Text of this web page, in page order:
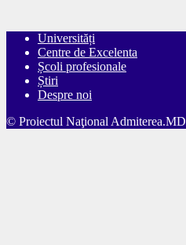
Universități
Centre de Excelenta
Școli profesionale
Știri
Despre noi
© Proiectul Naţional Admiterea.MD